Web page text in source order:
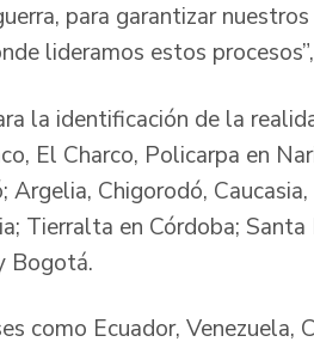
para garantizar
lideramos estos
la identificación de la
El Charco, Policarpa en
Argelia, Chigorodó,
Tierralta en Córdoba;
Bogotá.
como Ecuador, Venezuela,